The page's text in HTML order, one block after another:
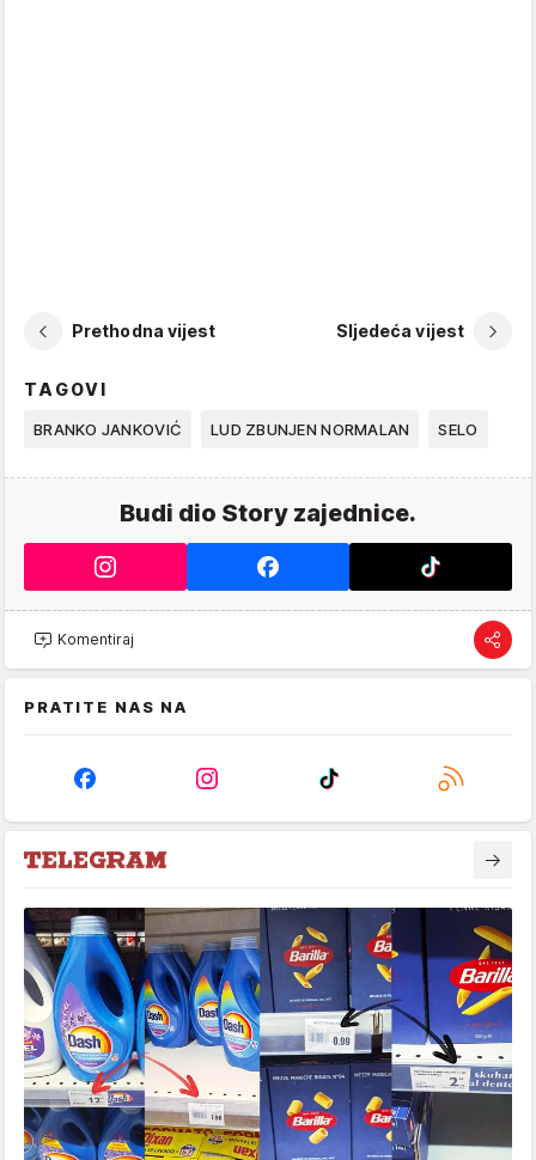
Prethodna vijest Sljedeća vijest
TAGOVI
BRANKO JANKOVIĆ LUD ZBUNJEN NORMALAN SELO
Budi dio Story zajednice.
Komentiraj
PRATITE NAS NA